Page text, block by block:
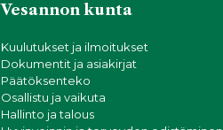
Vesannon kunta
Kuulutukset ja ilmoitukset
Dokumentit ja asiakirjat
Päätöksenteko
Osallistu ja vaikuta
Hallinto ja talous